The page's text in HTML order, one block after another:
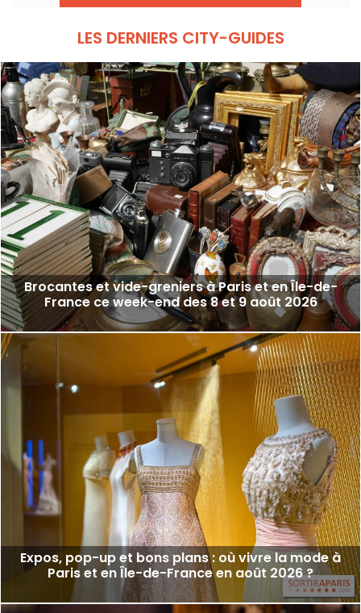
LES DERNIERS CITY-GUIDES
Brocantes et vide-greniers à Paris et en Île-de-
France ce week-end des 8 et 9 août 2026
Expos, pop-up et bons plans : où vivre la mode à
Paris et en Île-de-France en août 2026 ?